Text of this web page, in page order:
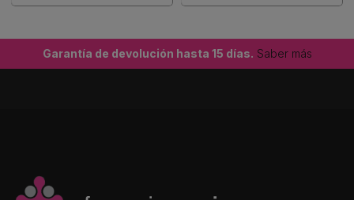
Garantía de devolución hasta 15 días. Saber más